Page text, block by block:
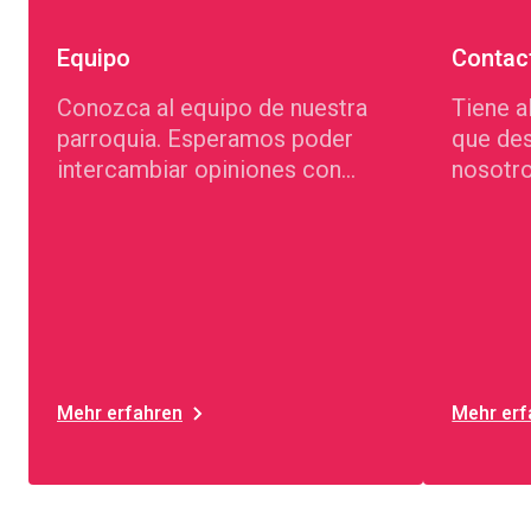
Equipo
Conozca al equipo de nuestra
parroquia. Esperamos poder
intercambiar opiniones con
Mehr erfahren
Tiene
que
Mehr